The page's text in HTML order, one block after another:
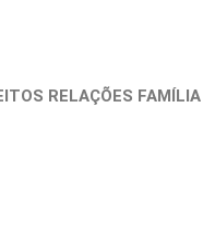
RELAÇÕES FAMÍLIA